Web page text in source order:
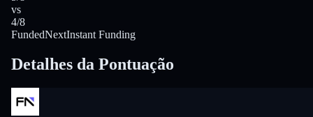
vs
4/8
FundedNextInstant Funding
Detalhes da Pontuação